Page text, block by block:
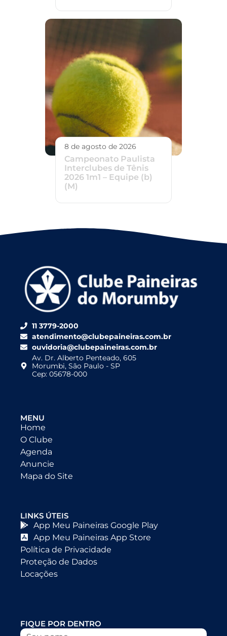
8 de agosto de 2026
Campeonato Paulista
Interclubes de Tênis
2026 1m1 – Equipe (b)
(M)
11 3779-2000
atendimento@clubepaineiras.com.br
ouvidoria@clubepaineiras.com.br
Av. Dr. Alberto Penteado, 605
Morumbi, São Paulo - SP
Cep: 05678-000
MENU
Home
O Clube
Agenda
Anuncie
Mapa do Site
LINKS ÚTEIS
App Meu Paineiras Google Play
App Meu Paineiras App Store
Política de Privacidade
Proteção de Dados
Locações
FIQUE POR DENTRO